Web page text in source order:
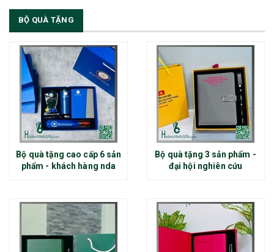
BỘ QUÀ TẶNG
Bộ quà tặng cao cấp 6 sản
phẩm - khách hàng nda
Bộ quà tặng 3 sản phẩm -
đại hội nghiên cứu